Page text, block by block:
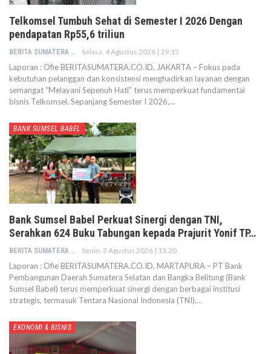
Telkomsel Tumbuh Sehat di Semester I 2026 Dengan
pendapatan Rp55,6 triliun
BERITA SUMATERA Selasa, 4 Agustus 2026 | 19.15
Laporan : Ofie BERITASUMATERA.CO.ID, JAKARTA – Fokus pada
kebutuhan pelanggan dan konsistensi menghadirkan layanan dengan
semangat “Melayani Sepenuh Hati” terus memperkuat fundamental
bisnis Telkomsel. Sepanjang Semester I 2026,…
BANK SUMSEL BABEL
Bank Sumsel Babel Perkuat Sinergi dengan TNI,
Serahkan 624 Buku Tabungan kepada Prajurit Yonif TP…
BERITA SUMATERA Senin, 3 Agustus 2026 | 13.20
Laporan : Ofie BERITASUMATERA.CO.ID, MARTAPURA – PT Bank
Pembangunan Daerah Sumatera Selatan dan Bangka Belitung (Bank
Sumsel Babel) terus memperkuat sinergi dengan berbagai institusi
strategis, termasuk Tentara Nasional Indonesia (TNI),…
EKONOMI & BISNIS